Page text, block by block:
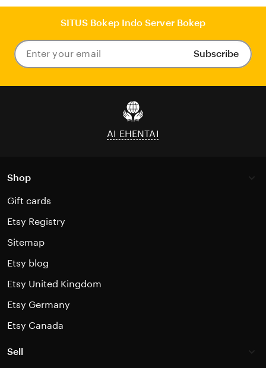
SITUS Bokep Indo Server Bokep
Enter
your
Subscribe
AI EHENTAI
Shop
Gift cards
Etsy Registry
Sitemap
Etsy blog
Etsy United Kingdom
Etsy Germany
Etsy Canada
Sell